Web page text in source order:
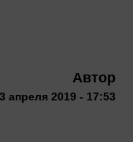
Автор
апреля 2019 - 17:53